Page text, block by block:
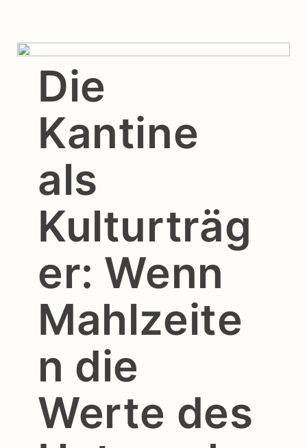
Die
Kantine
als
Kulturträg
er: Wenn
Mahlzeite
n die
Werte des